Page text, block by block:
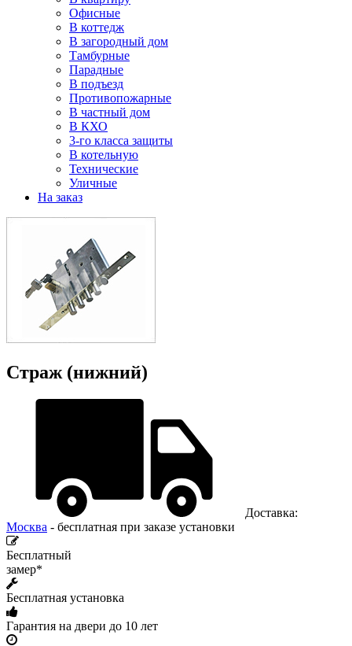
Офисные
В коттедж
В загородный дом
Тамбурные
Парадные
В подъезд
Противопожарные
В частный дом
В КХО
3-го класса защиты
В котельную
Технические
Уличные
На заказ
Страж (нижний)
Доставка:
Москва - бесплатная при заказе установки
Бесплатный
замер*
Бесплатная установка
Гарантия на двери до 10 лет